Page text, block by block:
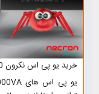
خرید یو پی اس نکرون 1000-2000 ولت آمپر اسپیدی